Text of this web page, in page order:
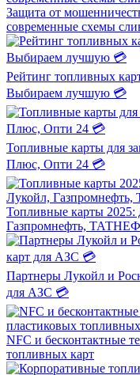
Защита от
современные схемы
Рейтинг топливных
Выбираем лучшую 💳
Топливные карты для
Плюс, Опти 24 💳
Топливные карты 2025:
Газпромнефть,
Партнеры Лукойл и
для АЗС 💳
NFC и бесконтактные
топливных карт